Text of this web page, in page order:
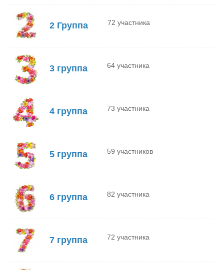
2 Группа 72 участника
3 группа 64 участника
4 группа 73 участника
5 группа 59 участников
6 группа 82 участника
7 группа 72 участника